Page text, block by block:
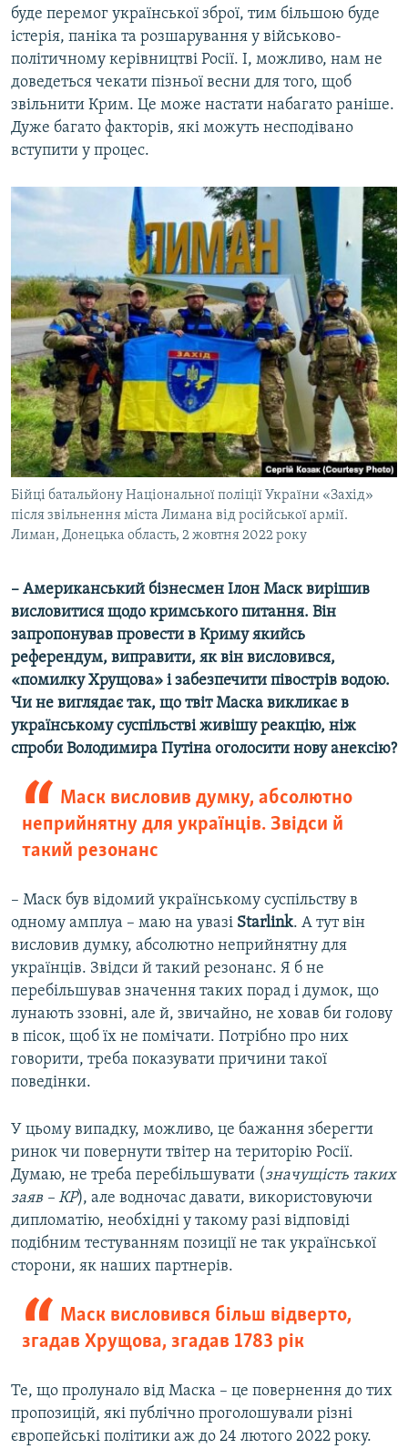
буде перемог української зброї, тим більшою буде
істерія, паніка та розшарування у військово-
політичному керівництві Росії. І, можливо, нам не
доведеться чекати пізньої весни для того, щоб
звільнити Крим. Це може настати набагато раніше.
Дуже багато факторів, які можуть несподівано
вступити у процес.
Бійці батальйону Національної поліції України «Захід»
після звільнення міста Лимана від російської армії.
Лиман, Донецька область, 2 жовтня 2022 року
– Американський бізнесмен Ілон Маск вирішив
висловитися щодо кримського питання. Він
запропонував провести в Криму якийсь
референдум, виправити, як він висловився,
«помилку Хрущова» і забезпечити півострів водою.
Чи не виглядає так, що твіт Маска викликає в
українському суспільстві живішу реакцію, ніж
спроби Володимира Путіна оголосити нову анексію?
Маск висловив думку, абсолютно
неприйнятну для українців. Звідси й
такий резонанс
– Маск був відомий українському суспільству в
одному амплуа – маю на увазі Starlink. А тут він
висловив думку, абсолютно неприйнятну для
українців. Звідси й такий резонанс. Я б не
перебільшував значення таких порад і думок, що
лунають ззовні, але й, звичайно, не ховав би голову
в пісок, щоб їх не помічати. Потрібно про них
говорити, треба показувати причини такої
поведінки.
У цьому випадку, можливо, це бажання зберегти
ринок чи повернути твітер на територію Росії.
Думаю, не треба перебільшувати (значущість таких
заяв – КР), але водночас давати, використовуючи
дипломатію, необхідні у такому разі відповіді
подібним тестуванням позиції не так української
сторони, як наших партнерів.
Маск висловився більш відверто,
згадав Хрущова, згадав 1783 рік
Те, що пролунало від Маска – це повернення до тих
пропозицій, які публічно проголошували різні
європейські політики аж до 24 лютого 2022 року.